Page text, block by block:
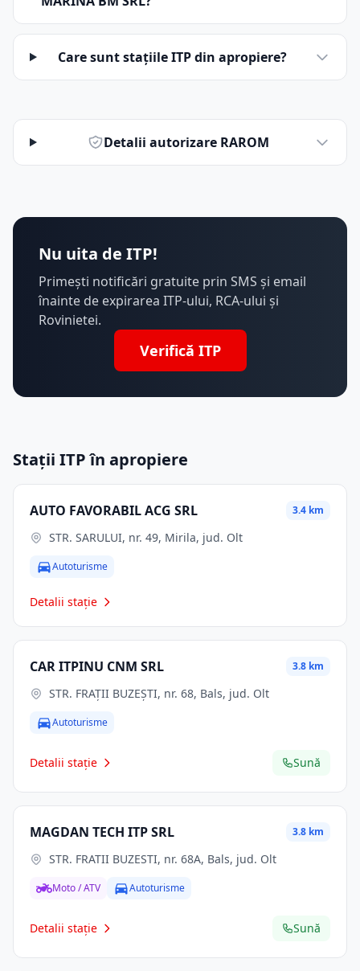
Care sunt stațiile ITP din apropiere?
Detalii autorizare RAROM
Nu uita de ITP!
Primești notificări gratuite prin SMS și email
înainte de expirarea ITP-ului, RCA-ului și
Rovinietei.
Verifică ITP
Stații ITP în apropiere
AUTO FAVORABIL ACG SRL 3.4 km
STR. SARULUI, nr. 49, Mirila, jud. Olt
Autoturisme
Detalii stație
CAR ITPINU CNM SRL 3.8 km
STR. FRAŢII BUZEŞTI, nr. 68, Bals, jud. Olt
Autoturisme
Detalii stație Sună
MAGDAN TECH ITP SRL 3.8 km
STR. FRATII BUZESTI, nr. 68A, Bals, jud. Olt
Moto / ATV Autoturisme
Detalii stație Sună